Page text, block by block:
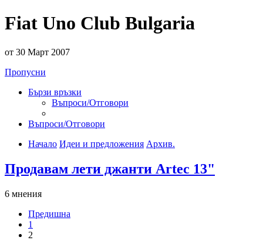
Fiat Uno Club Bulgaria
от 30 Март 2007
Пропусни
Бързи връзки
Въпроси/Отговори
Въпроси/Отговори
Начало Идеи и предложения Архив.
Продавам лети джанти Artec 13"
6 мнения
Предишна
1
2